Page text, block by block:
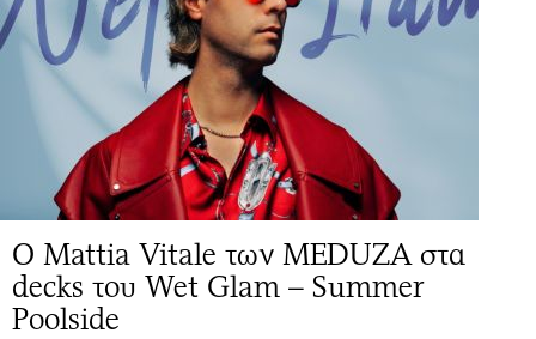
Ο Mattia Vitale των MEDUZA στα
decks του Wet Glam – Summer
Poolside